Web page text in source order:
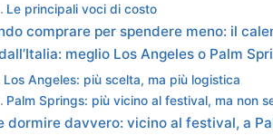
Le principali voci di costo
comprare per spendere meno: il
meglio Los Angeles o Palm
Los Angeles: più scelta, ma più logistica
Palm Springs: più vicino al festival, ma non
dormire davvero: vicino al festival, a